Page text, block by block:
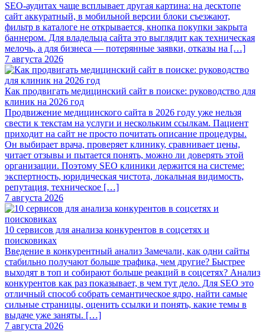
SEO-аудитах чаще всплывает другая картина: на десктопе
сайт аккуратный, в мобильной версии блоки съезжают,
фильтр в каталоге не открывается, кнопка покупки закрыта
баннером. Для владельца сайта это выглядит как техническая
мелочь, а для бизнеса — потерянные заявки, отказы на […]
7 августа 2026
Как продвигать медицинский сайт в поиске: руководство для
клиник на 2026 год
Продвижение медицинского сайта в 2026 году уже нельзя
свести к текстам на услуги и нескольким ссылкам. Пациент
приходит на сайт не просто почитать описание процедуры.
Он выбирает врача, проверяет клинику, сравнивает цены,
читает отзывы и пытается понять, можно ли доверять этой
организации. Поэтому SEO клиники держится на системе:
экспертность, юридическая чистота, локальная видимость,
репутация, техническое […]
7 августа 2026
10 сервисов для анализа конкурентов в соцсетях и
поисковиках
Введение в конкурентный анализ Замечали, как одни сайты
стабильно получают больше трафика, чем другие? Быстрее
выходят в топ и собирают больше реакций в соцсетях? Анализ
конкурентов как раз показывает, в чем тут дело. Для SEO это
отличный способ собрать семантическое ядро, найти самые
сильные страницы, оценить ссылки и понять, какие темы в
выдаче уже заняты. […]
7 августа 2026